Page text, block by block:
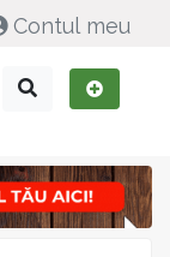
Contul meu